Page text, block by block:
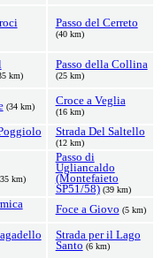
Passo del Cerreto
(40 km)
km)
Passo della Collina
(25 km)
(34 km) Croce a Veglia
(16 km)
Strada Del Saltello
(12 km)
km)
Passo di
Ugliancaldo
(Montefaieto
SP51/58) (39 km)
Foce a Giovo (5 km)
Strada per il Lago
Santo (6 km)